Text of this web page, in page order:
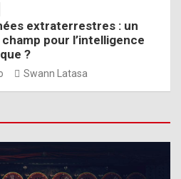
extraterrestres : un
pour l’intelligence
?
Swann Latasa